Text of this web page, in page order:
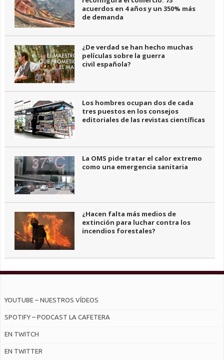
acuerdos en 4 años y un 350% más
de demanda
¿De verdad se han hecho muchas
películas sobre la guerra
civil española?
Los hombres ocupan dos de cada
tres puestos en los consejos
editoriales de las revistas científicas
La OMS pide tratar el calor extremo
como una emergencia sanitaria
¿Hacen falta más medios de
extinción para luchar contra los
incendios forestales?
YOUTUBE – NUESTROS VÍDEOS
SPOTIFY – PODCAST LA CAFETERA
EN TWITCH
EN TWITTER